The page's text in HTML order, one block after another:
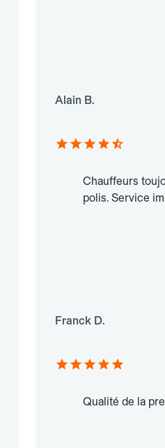
Alain B.
Chauffeurs
polis. Service
Franck D.
Qualité de la